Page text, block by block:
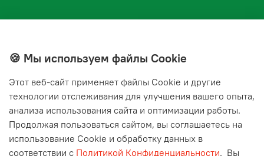
+7(843) 210-20-24
Мы в соц. сетях
🍪 Мы используем файлы Cookie
Этот веб‑сайт применяет файлы Cookie и другие
технологии отслеживания для улучшения вашего опыта,
анализа использования сайта и оптимизации работы.
Продолжая пользоваться сайтом, вы соглашаетесь на
использование Cookie и обработку данных в
соответствии с Политикой Конфиденциальности. Вы